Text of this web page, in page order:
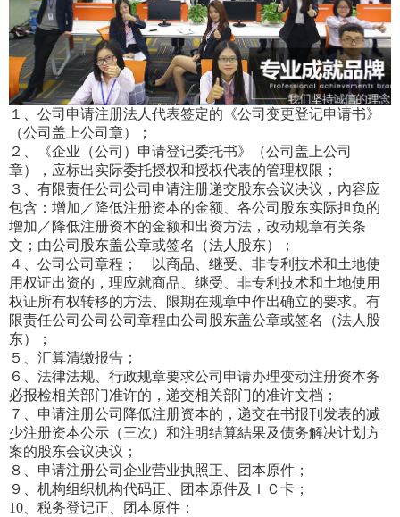
１、公司申请注册法人代表签定的《公司变更登记申请书》
（公司盖上公司章）；
２、《企业（公司）申请登记委托书》（公司盖上公司
章），应标出实际委托授权和授权代表的管理权限；
３、有限责任公司公司申请注册递交股东会议决议，內容应
包含：增加／降低注册资本的金额、各公司股东实际担负的
增加／降低注册资本的金额和出资方法，改动规章有关条
文；由公司股东盖公章或签名（法人股东）；
４、公司公司章程； 以商品、继受、非专利技术和土地使
用权证出资的，理应就商品、继受、非专利技术和土地使用
权证所有权转移的方法、限期在规章中作出确立的要求。有
限责任公司公司公司章程由公司股东盖公章或签名（法人股
东）；
５、汇算清缴报告；
６、法律法规、行政规章要求公司申请办理变动注册资本务
必报检相关部门准许的，递交相关部门的准许文档；
７、申请注册公司降低注册资本的，递交在书报刊发表的减
少注册资本公示（三次）和注明结算結果及债务解决计划方
案的股东会议决议；
８、申请注册公司企业营业执照正、团本原件；
９、机构组织机构代码正、团本原件及ＩＣ卡；
10、税务登记正、团本原件；